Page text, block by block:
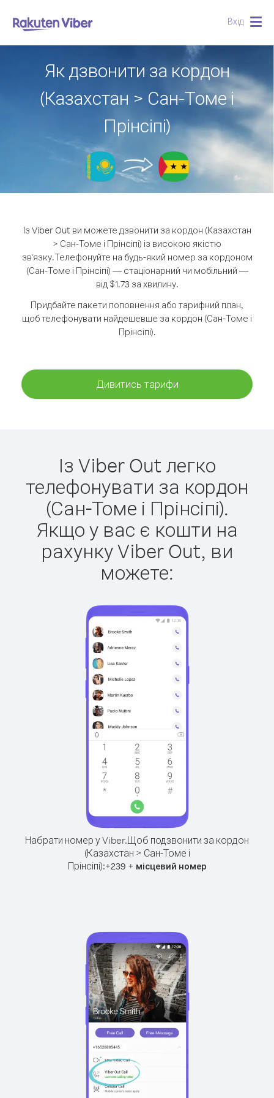
Вхід
Як дзвонити за кордон
(Казахстан > Сан-Томе і
Прінсіпі)
Із Viber Out ви можете дзвонити за кордон (Казахстан
> Сан-Томе і Прінсіпі) із високою якістю
зв'язку.Телефонуйте на будь-який номер за кордоном
(Сан-Томе і Прінсіпі) — стаціонарний чи мобільний —
від $1.73 за хвилину.
Придбайте пакети поповнення або тарифний план,
щоб телефонувати найдешевше за кордон (Сан-Томе і
Прінсіпі).
Дивитись тарифи
Із Viber Out легко
телефонувати за кордон
(Сан-Томе і Прінсіпі).
Якщо у вас є кошти на
рахунку Viber Out, ви
можете:
Набрати номер у Viber.Щоб подзвонити за кордон
(Казахстан > Сан-Томе і
Прінсіпі):+239 + місцевий номер